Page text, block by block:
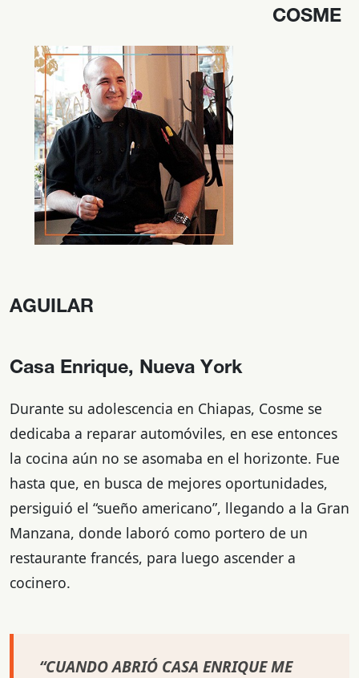
COSME
AGUILAR
Casa Enrique, Nueva York
Durante su adolescencia en Chiapas, Cosme se
dedicaba a reparar automóviles, en ese entonces
la cocina aún no se asomaba en el horizonte. Fue
hasta que, en busca de mejores oportunidades,
persiguió el “sueño americano”, llegando a la Gran
Manzana, donde laboró como portero de un
restaurante francés, para luego ascender a
cocinero.
“CUANDO ABRIÓ CASA ENRIQUE ME